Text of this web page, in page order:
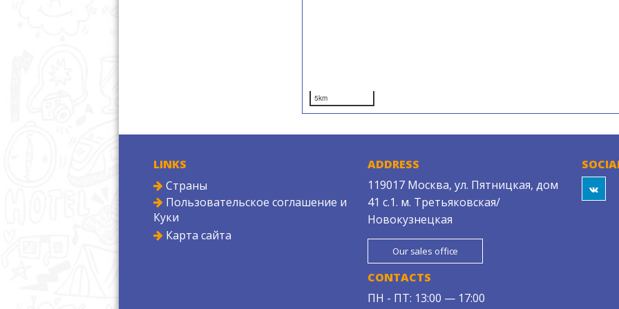
5km
LINKS
Страны
Пользовательское соглашение и
Куки
Карта сайта
ADDRESS
119017 Москва, ул. Пятницкая, дом
41 с.1. м. Третьяковская/
Новокузнецкая
Our sales office
CONTACTS
ПН - ПТ: 13:00 — 17:00